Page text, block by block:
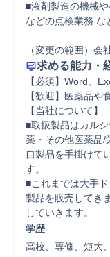
■液剤製造の機械
などの点検業務 な
（変更の範囲）会
求める能力・
【必須】Word、
【歓迎】医薬品
【当社について】
■取扱製品はカル
薬・その他医薬品/
自製品を手掛けて
す。
■これまでは大手
製品を販売してき
していきます。
学歴
高校、専修、短大